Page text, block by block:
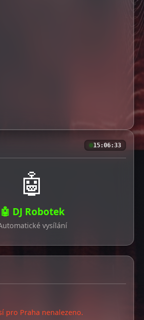
15:06:34
🤖
🤖 DJ Robotek
vysílání
pro Praha nenalezeno.